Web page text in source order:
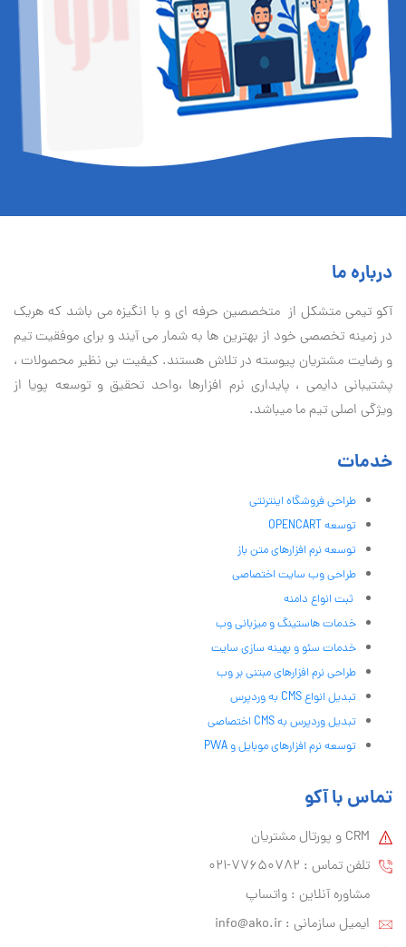
درباره ما
آكو تيمی متشکل از متخصصین حرفه ای و با انگیزه می باشد که هریک
در زمینه تخصصی خود از بهترین ها به شمار می آیند و برای موفقیت تيم
و رضایت مشتریان پیوسته در تلاش هستند. کیفیت بی نظير محصولات ،
پشتیبانی دايمی ، پایداری نرم افزارها ،واحد تحقیق و توسعه پویا از
ویژگی اصلی تیم ما میباشد.
خدمات
طراحی فروشگاه اینترنتی
توسعه OPENCART
توسعه نرم افزارهای متن باز
طراحی وب سایت اختصاصی
ثبت انواع دامنه
خدمات هاستینگ و میزبانی وب
خدمات سئو و بهینه سازی سایت
طراحی نرم افزارهای مبتنی بر وب
تبدیل انواع CMS به وردپرس
تبدیل وردپرس به CMS اختصاصی
توسعه نرم افزارهای موبایل و PWA
تماس با آکو
CRM و پورتال مشتریان
تلفن تماس :‌ 77650782-021
مشاوره آنلاین : واتساپ
ایمیل سازمانی :‌ info@ako.ir